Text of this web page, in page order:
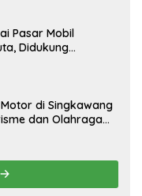
Pasar Mobil
Didukung
di Singkawang
dan Olahraga